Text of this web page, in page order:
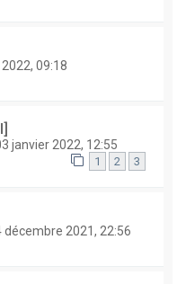
09:18
janvier 2022, 12:55
1 2 3
décembre 2021, 22:56